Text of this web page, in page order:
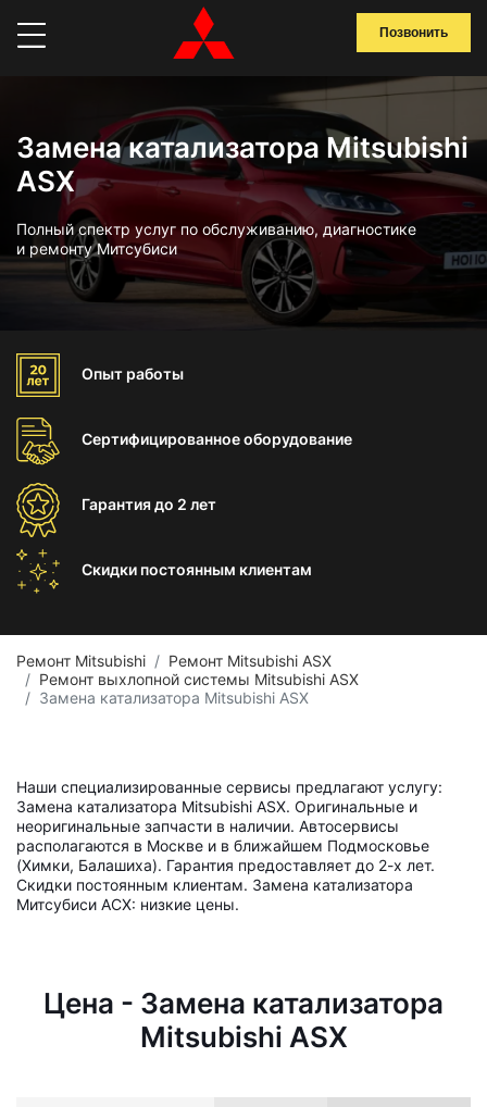
Позвонить
Замена катализатора Mitsubishi
ASX
Полный спектр услуг по обслуживанию, диагностике
и ремонту Митсубиси
Опыт работы
Сертифицированноеоборудование
Гарантиядо 2 лет
Скидки постоянным клиентам
Ремонт Mitsubishi
Ремонт Mitsubishi ASX
Ремонт выхлопной системы Mitsubishi ASX
Замена катализатора Mitsubishi ASX
Наши специализированные сервисы предлагают услугу:
Замена катализатора Mitsubishi ASX. Оригинальные и
неоригинальные запчасти в наличии. Автосервисы
располагаются в Москве и в ближайшем Подмосковье
(Химки, Балашиха). Гарантия предоставляет до 2-х лет.
Скидки постоянным клиентам. Замена катализатора
Митсубиси АСХ: низкие цены.
Цена - Замена катализатора
Mitsubishi ASX